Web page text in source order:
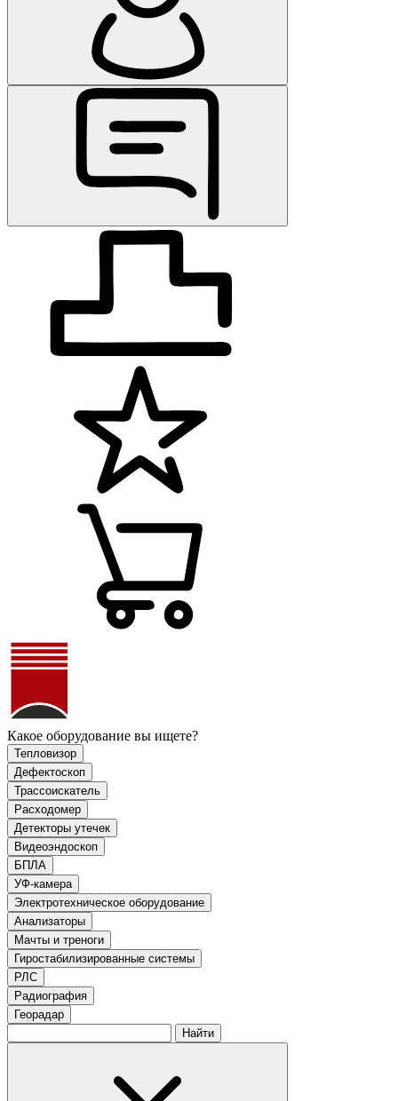
Какое оборудование вы ищете?
Тепловизор
Дефектоскоп
Трассоискатель
Расходомер
Детекторы утечек
Видеоэндоскоп
БПЛА
УФ-камера
Электротехническое оборудование
Анализаторы
Мачты и треноги
Гиростабилизированные системы
РЛС
Радиография
Георадар
Найти